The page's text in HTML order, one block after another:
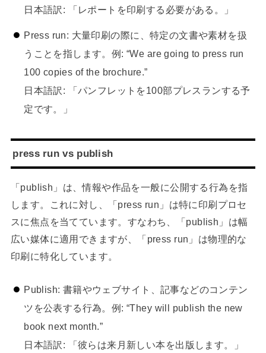
日本語訳: 「レポートを印刷する必要がある。」
Press run: 大量印刷の際に、特定の文書や素材を扱
うことを指します。例: “We are going to press run
100 copies of the brochure.”
日本語訳: 「パンフレットを100部プレスランする予
定です。」
press run vs publish
「publish」は、情報や作品を一般に公開する行為を指
します。これに対し、「press run」は特に印刷プロセ
スに焦点を当てています。すなわち、「publish」は幅
広い媒体に適用できますが、「press run」は物理的な
印刷に特化しています。
Publish: 書籍やウェブサイト、記事などのコンテン
ツを公表する行為。例: “They will publish the new
book next month.”
日本語訳: 「彼らは来月新しい本を出版します。」